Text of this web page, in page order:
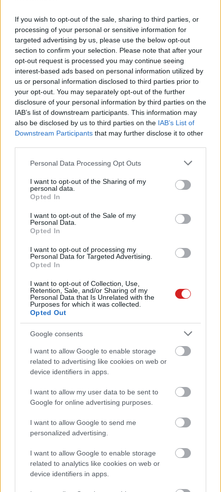
If you wish to opt-out of the sale, sharing to third parties, or
processing of your personal or sensitive information for
targeted advertising by us, please use the below opt-out
section to confirm your selection. Please note that after your
opt-out request is processed you may continue seeing
interest-based ads based on personal information utilized by
us or personal information disclosed to third parties prior to
your opt-out. You may separately opt-out of the further
disclosure of your personal information by third parties on the
IAB’s list of downstream participants. This information may
also be disclosed by us to third parties on the IAB’s List of
Downstream Participants that may further disclose it to other
Please note that this website/app uses one or more Google
not limited to your visit or usage behaviour. You may click to
grant or deny consent to Google and its third-party tags to
use your data for below specified purposes in below Google
consent section.
Personal Data Processing Opt Outs
I want to opt-out of the Sharing of my
personal data.
Opted In
I want to opt-out of the Sale of my
Personal Data.
Opted In
I want to opt-out of processing my
Personal Data for Targeted Advertising.
Opted In
I want to opt-out of Collection, Use,
Retention, Sale, and/or Sharing of my
Personal Data that Is Unrelated with the
Purposes for which it was collected.
Opted Out
Google consents
I want to allow Google to enable storage
related to advertising like cookies on web or
device identifiers in apps.
I want to allow my user data to be sent to
Google for online advertising purposes.
I want to allow Google to send me
personalized advertising.
I want to allow Google to enable storage
related to analytics like cookies on web or
device identifiers in apps.
A Microsoft szeretné ha tudnád,
hogy a Windows 11 nem kémkedik
utánad 15 percenként
PCW.lite| 2026.08.05 07:39
Az Apple ökoszisztémájának
egyik leghasznosabb funkcióját
megcsinálják Windowsra is
PCW.lite| 2026.08.05 06:34
A Gmail mostantól szól, mielőtt -
megint - kínos helyzetbe hoznád
magad
Már 300 millióan fizetnek a
Spotifyért
A Chrome megkönnyítheti a
átverés
| 2026.08.04 19:03
Kivonulhat Magyarországról a
Tesco
PCW.lite| 2026.08.04 18:00
Nyilvánosan nekiment az Apple-
nek az OpenAI
Egyetlen AI chatboton kívül
problémája az álhírgyártással
PCW.lite| 2026.08.04 15:58
Országos ellenőrzést indított a
kormány az akkumulátorcégeknél
A Sony játékfejlesztő legendája
véletlenül pont most ad ki egy CD-